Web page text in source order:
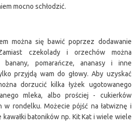
mocno schłodzić.
można się bawić poprzez dodawanie
czekolady i orzechów można
banany, pomarańcze, ananasy i inne
przyjdą wam do głowy. Aby uzyskać
dorzucić kilka łyżek ugotowanego
mleka, albo prościej - cukierków
w rondelku. Możecie pójść na łatwiznę i
batoników np. Kit Kat i wiele wiele